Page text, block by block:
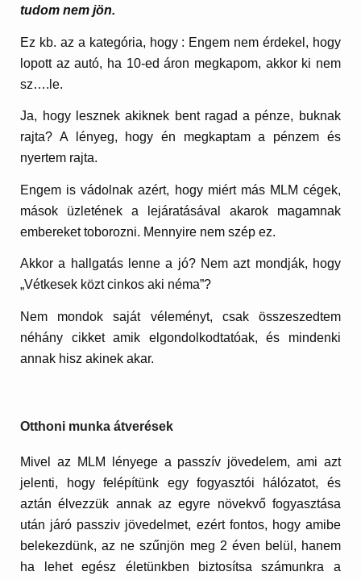
tudom nem jön.
Ez kb. az a kategória, hogy : Engem nem érdekel, hogy
lopott az autó, ha 10-ed áron megkapom, akkor ki nem
sz….le.
Ja, hogy lesznek akiknek bent ragad a pénze, buknak
rajta? A lényeg, hogy én megkaptam a pénzem és
nyertem rajta.
Engem is vádolnak azért, hogy miért más MLM cégek,
mások üzletének a lejáratásával akarok magamnak
embereket toborozni. Mennyire nem szép ez.
Akkor a hallgatás lenne a jó? Nem azt mondják, hogy
„Vétkesek közt cinkos aki néma”?
Nem mondok saját véleményt, csak összeszedtem
néhány cikket amik elgondolkodtatóak, és mindenki
annak hisz akinek akar.
Otthoni munka átverések
Mivel az MLM lényege a passzív jövedelem, ami azt
jelenti, hogy felépítünk egy fogyasztói hálózatot, és
aztán élvezzük annak az egyre növekvő fogyasztása
után járó passziv jövedelmet, ezért fontos, hogy amibe
belekezdünk, az ne szűnjön meg 2 éven belül, hanem
ha lehet egész életünkben biztosítsa számunkra a